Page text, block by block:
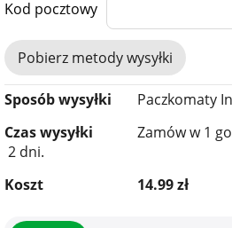
Kod pocztowy
Pobierz metody wysyłki
Sposób wysyłki
Paczkomaty
Czas wysyłki
Zamów w 1
2 dni.
Koszt
14.99zł